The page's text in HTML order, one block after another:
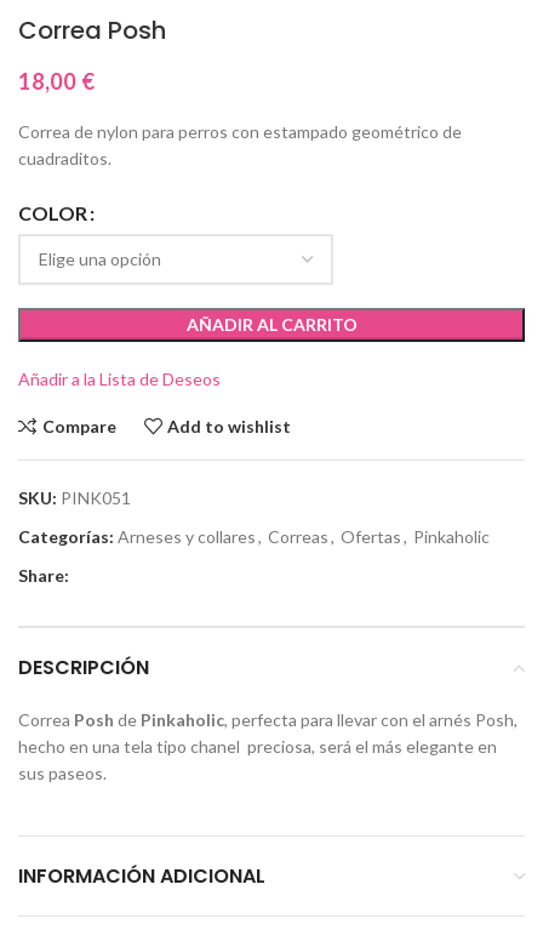
Correa Posh
18,00 €
Correa de nylon para perros con estampado geométrico de
cuadraditos.
COLOR
AÑADIR AL CARRITO
Añadir a la Lista de Deseos
Compare Add to wishlist
SKU: PINK051
Categorías: Arneses y collares, Correas, Ofertas, Pinkaholic
Share:
DESCRIPCIÓN
Correa Posh de Pinkaholic, perfecta para llevar con el arnés Posh,
hecho en una tela tipo chanel preciosa, será el más elegante en
sus paseos.
INFORMACIÓN ADICIONAL